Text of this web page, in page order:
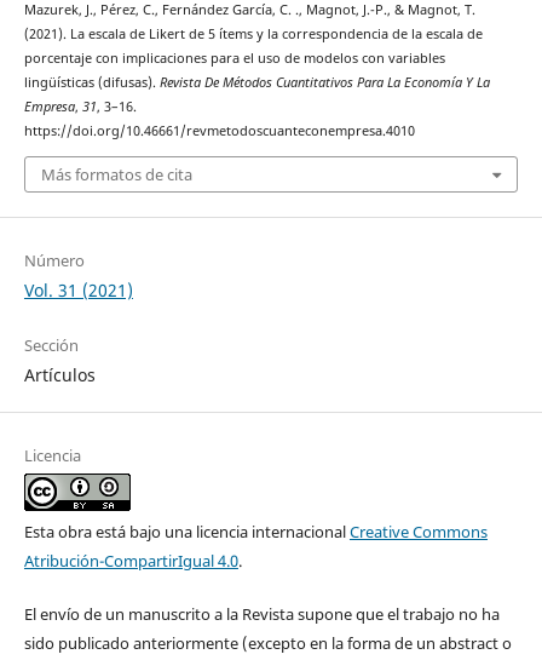
Mazurek, J., Pérez, C., Fernández García, C. ., Magnot, J.-P., & Magnot, T.
(2021). La escala de Likert de 5 ítems y la correspondencia de la escala de
porcentaje con implicaciones para el uso de modelos con variables
lingüísticas (difusas). Revista De Métodos Cuantitativos Para La Economía Y La
Empresa, 31, 3–16.
https://doi.org/10.46661/revmetodoscuanteconempresa.4010
Más formatos de cita
Número
Vol. 31 (2021)
Sección
Artículos
Licencia
Esta obra está bajo una licencia internacionalCreative Commons
Atribución-CompartirIgual 4.0.
El envío de un manuscrito a la Revista supone que el trabajo no ha
sido publicado anteriormente (excepto en la forma de un abstract o